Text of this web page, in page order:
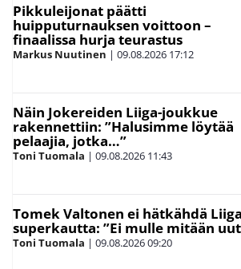
Pikkuleijonat päätti
huipputurnauksen voittoon –
finaalissa hurja teurastus
Markus Nuutinen | 09.08.2026 17:12
Näin Jokereiden Liiga-joukkue
rakennettiin: ”Halusimme löytää
pelaajia, jotka…”
Toni Tuomala | 09.08.2026 11:43
Tomek Valtonen ei hätkähdä
superkautta: ”Ei mulle mitään
Toni Tuomala | 09.08.202609:20